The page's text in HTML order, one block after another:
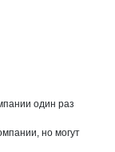
один раз
но могут